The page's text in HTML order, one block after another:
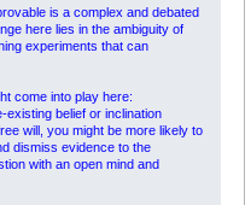
is a complex and debated
here lies in the ambiguity of
experiments that can
come into play here:
belief or inclination
will, you might be more likely to
dismiss evidence to the
with an open mind and